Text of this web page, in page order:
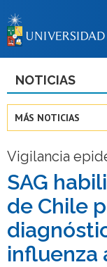
NOTICIAS
MÁS NOTICIAS
Vigilancia
SAG
de Chile
influenza